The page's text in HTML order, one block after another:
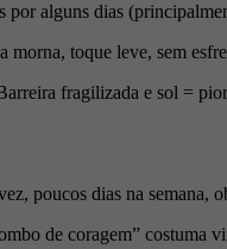
por alguns dias
morna, toque leve, sem
fragilizada e sol =
poucos dias na semana,
de coragem” costuma